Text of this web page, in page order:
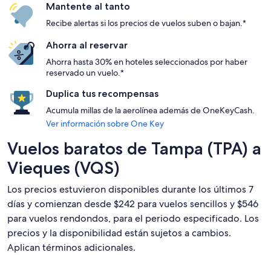
Mantente al tanto
Recibe alertas si los precios de vuelos suben o bajan.*
Ahorra al reservar
Ahorra hasta 30% en hoteles seleccionados por haber
reservado un vuelo.*
Duplica tus recompensas
Acumula millas de la aerolínea además de OneKeyCash.
Ver información sobre One Key
Vuelos baratos de Tampa (TPA) a
Vieques (VQS)
Los precios estuvieron disponibles durante los últimos 7
días y comienzan desde $242 para vuelos sencillos y $546
para vuelos rendondos, para el periodo especificado. Los
precios y la disponibilidad están sujetos a cambios.
Aplican términos adicionales.